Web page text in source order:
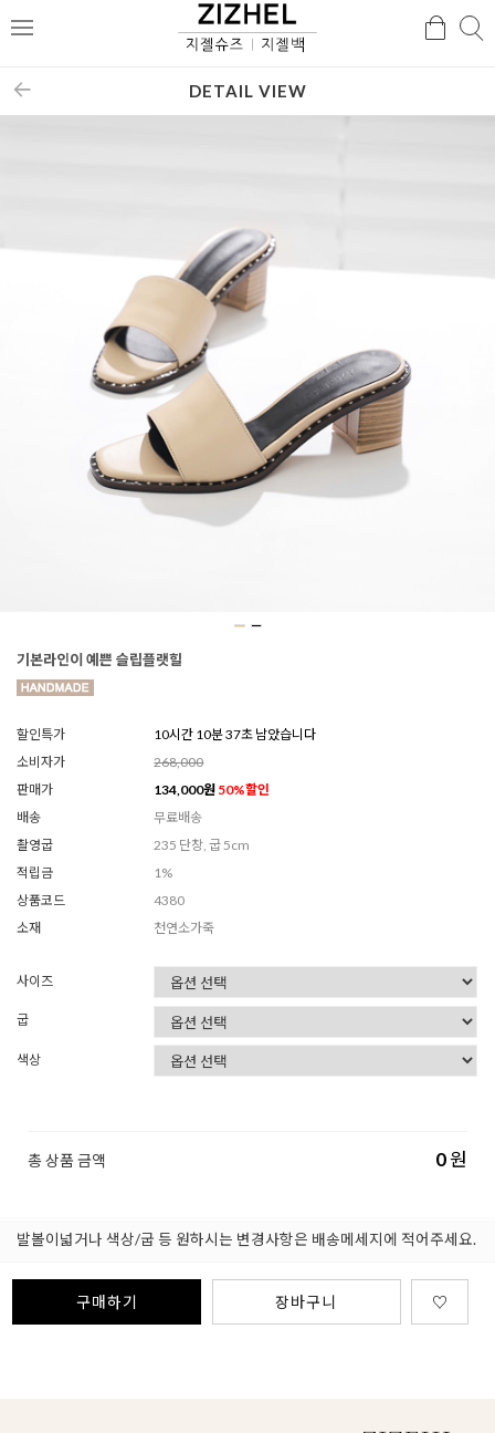
메
검
DETAIL VIEW
기본라인이 예쁜 슬립플랫힐
할인특가
10시간 10분 35초 남았습니다
소비자가
268,000
판매가
134,000원 50%할인
배송
무료배송
촬영굽
235 단창, 굽 5cm
적립금
1%
상품코드
4380
소재
천연소가죽
사이즈
굽
색상
총 상품 금액 0원
발볼이넓거나 색상/굽 등 원하시는 변경사항은 배송메세지에 적어주세요.
구매하기 장바구니 ♡